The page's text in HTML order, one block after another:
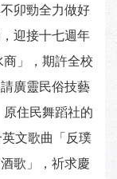
卯勁全力做好
迎接十七週年
」，期許全校
廣靈民俗技藝
住民舞蹈社的
文歌曲「反璞
歌」，祈求慶